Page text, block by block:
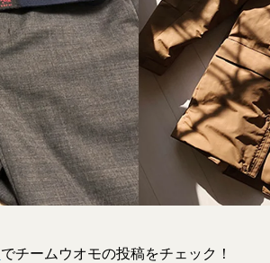
でチームウオモの投稿をチェック！